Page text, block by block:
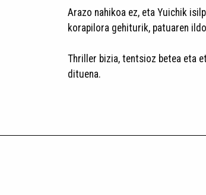
Arazo nahikoa ez, eta Yuichik
korapilora gehiturik, patuaren
Thriller bizia, tentsioz betea eta
dituena.